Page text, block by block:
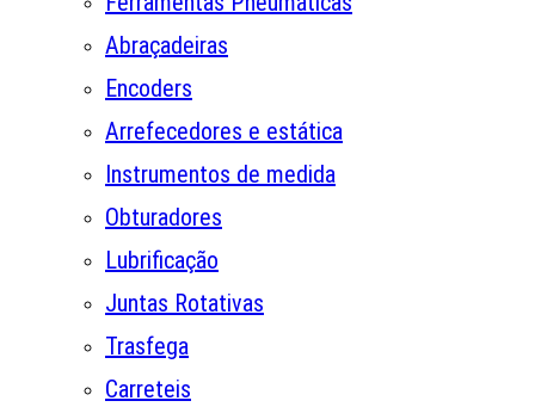
Abraçadeiras
Encoders
Arrefecedores e estática
Instrumentos de medida
Obturadores
Lubrificação
Juntas Rotativas
Trasfega
Carreteis